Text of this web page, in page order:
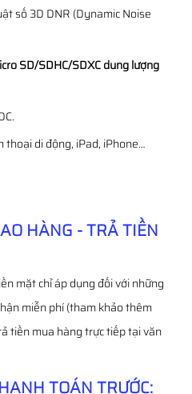
số 3D DNR (Dynamic Noise
SD/SDHC/SDXC dung lượng
di động, iPad, iPhone…
HÀNG - TRẢ TIỀN
mặt chỉ áp dụng đối với những
miễn phí (tham khảo thêm
tiền mua hàng trực tiếp tại văn
TOÁN TRƯỚC: